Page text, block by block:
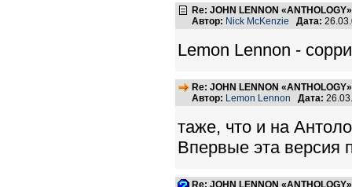
Re: JOHN LENNON
Автор: Nick McKenzie Дата:
Lemon Lennon -
Re: JOHN LENNON
Автор: Lemon Lennon Дата:
таже, что и на
Впервые эта версия
Re: JOHN LENNON